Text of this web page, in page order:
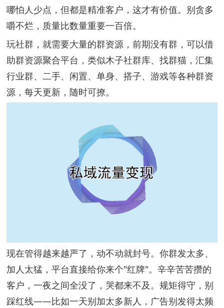
哪怕人少点，但都是精准客户，这才有价值。别贪多
嚼不烂，质量比数量重要一百倍。
玩社群，就需要大量的群资源，前期没有群，可以借
助群资源聚合平台，类似木子社群库、找群猫，汇集
行业群、二手、闲置、单身、搭子、游戏等各种群资
源，每天更新，随时可撩。
现在管得越来越严了，动不动就封号。你群发太多、
加人太猛，平台直接给你来个"红牌"。辛辛苦苦攒的
客户，一夜之间全没了，哭都来不及。规矩得守，别
踩红线——比如一天别加太多新人，广告别发得太频